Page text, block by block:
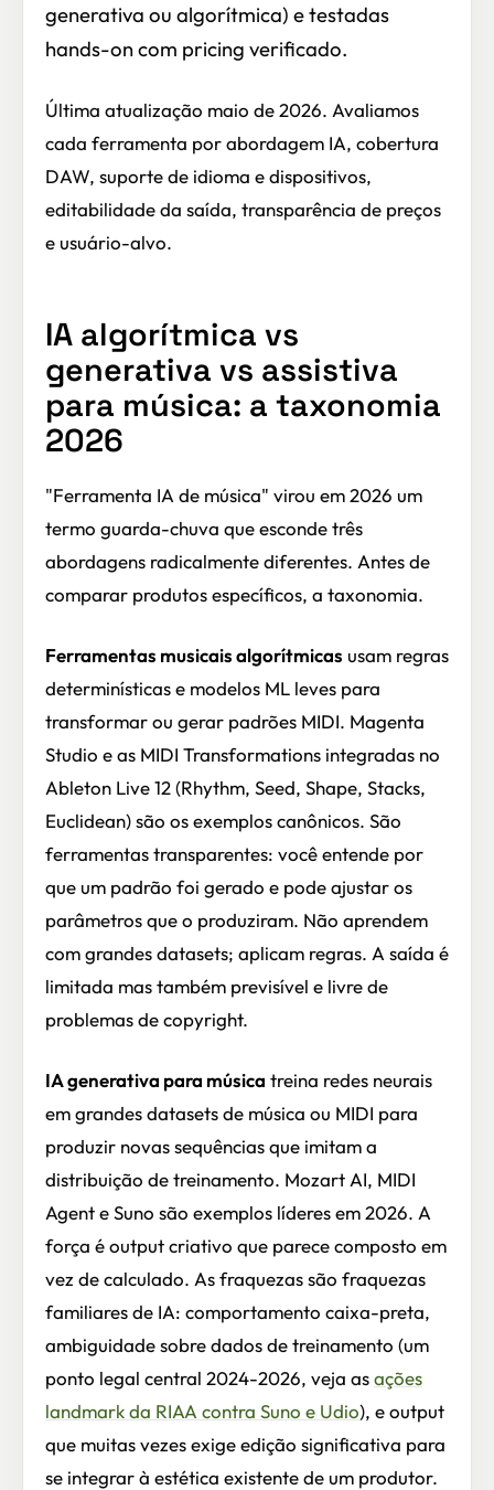
generativa ou algorítmica) e testadas
hands-on com pricing verificado.
Última atualização maio de 2026. Avaliamos
cada ferramenta por abordagem IA, cobertura
DAW, suporte de idioma e dispositivos,
editabilidade da saída, transparência de preços
e usuário-alvo.
IA algorítmica vs
generativa vs assistiva
para música: a taxonomia
2026
"Ferramenta IA de música" virou em 2026 um
termo guarda-chuva que esconde três
abordagens radicalmente diferentes. Antes de
comparar produtos específicos, a taxonomia.
Ferramentas musicais algorítmicas usam regras
determinísticas e modelos ML leves para
transformar ou gerar padrões MIDI. Magenta
Studio e as MIDI Transformations integradas no
Ableton Live 12 (Rhythm, Seed, Shape, Stacks,
Euclidean) são os exemplos canônicos. São
ferramentas transparentes: você entende por
que um padrão foi gerado e pode ajustar os
parâmetros que o produziram. Não aprendem
com grandes datasets; aplicam regras. A saída é
limitada mas também previsível e livre de
problemas de copyright.
IA generativa para música treina redes neurais
em grandes datasets de música ou MIDI para
produzir novas sequências que imitam a
distribuição de treinamento. Mozart AI, MIDI
Agent e Suno são exemplos líderes em 2026. A
força é output criativo que parece composto em
vez de calculado. As fraquezas são fraquezas
familiares de IA: comportamento caixa-preta,
ambiguidade sobre dados de treinamento (um
ponto legal central 2024-2026, veja asações
landmark da RIAA contra Suno e Udio), e output
que muitas vezes exige edição significativa para
se integrar à estética existente de um produtor.